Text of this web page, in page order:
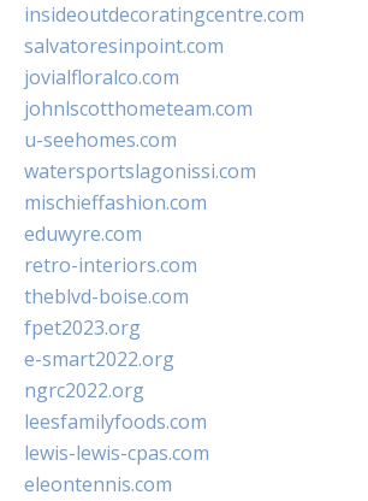
insideoutdecoratingcentre.com
salvatoresinpoint.com
jovialfloralco.com
johnlscotthometeam.com
u-seehomes.com
watersportslagonissi.com
mischieffashion.com
eduwyre.com
retro-interiors.com
theblvd-boise.com
fpet2023.org
e-smart2022.org
ngrc2022.org
leesfamilyfoods.com
lewis-lewis-cpas.com
eleontennis.com